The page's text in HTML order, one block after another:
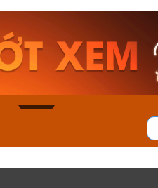
Casio Nam MTS-
115D-1AVDF
2.823.000₫
2.399.550₫
Mua ngay